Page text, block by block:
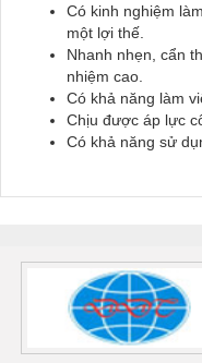
Có kinh nghiệm
một lợi thế.
Nhanh nhẹn, cẩn
nhiệm cao.
Có khả năng làm
Chịu được áp lực
Có khả năng sử